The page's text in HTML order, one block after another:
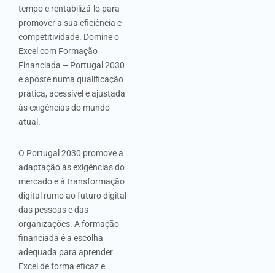
tempo e rentabilizá-lo para
promover a sua eficiência e
competitividade. Domine o
Excel com Formação
Financiada – Portugal 2030
e aposte numa qualificação
prática, acessível e ajustada
às exigências do mundo
atual.
O Portugal 2030 promove a
adaptação às exigências do
mercado e à transformação
digital rumo ao futuro digital
das pessoas e das
organizações. A formação
financiada é a escolha
adequada para aprender
Excel de forma eficaz e